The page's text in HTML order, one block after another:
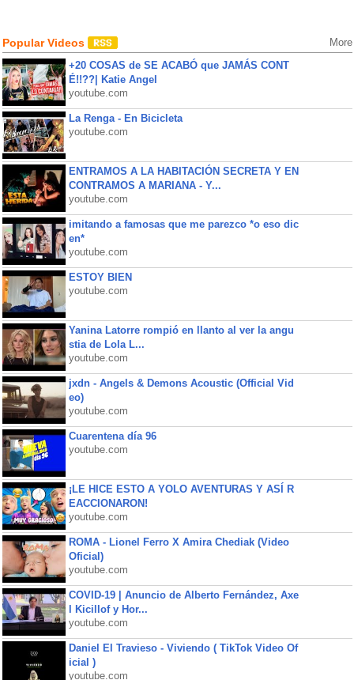
Popular Videos More
+20 COSAS de SE ACABÓ que JAMÁS CONT
É!!??| Katie Angel
youtube.com
La Renga - En Bicicleta
youtube.com
ENTRAMOS A LA HABITACIÓN SECRETA Y EN
CONTRAMOS A MARIANA - Y...
youtube.com
imitando a famosas que me parezco *o eso dic
en*
youtube.com
ESTOY BIEN
youtube.com
Yanina Latorre rompió en llanto al ver la angu
stia de Lola L...
youtube.com
jxdn - Angels & Demons Acoustic (Official Vid
eo)
youtube.com
Cuarentena día 96
youtube.com
¡LE HICE ESTO A YOLO AVENTURAS Y ASÍ R
EACCIONARON!
youtube.com
ROMA - Lionel Ferro X Amira Chediak (Video
Oficial)
youtube.com
COVID-19 | Anuncio de Alberto Fernández, Axe
l Kicillof y Hor...
youtube.com
Daniel El Travieso - Viviendo ( TikTok Video Of
icial )
youtube.com